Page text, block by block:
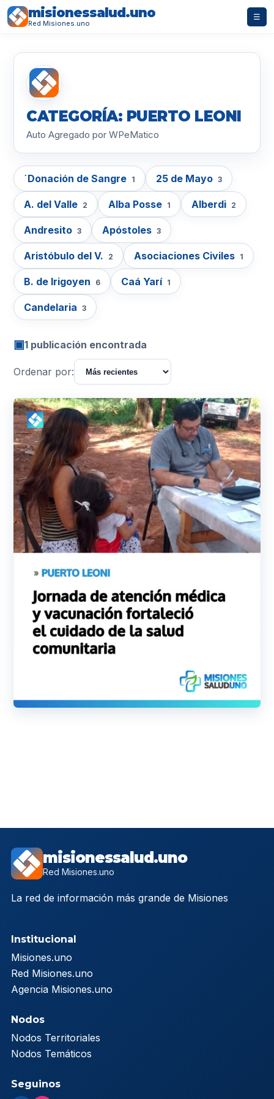
misionessalud.uno
Red Misiones.uno
☰
CATEGORÍA: PUERTO LEONI
Auto Agregado por WPeMatico
´Donación de Sangre 1 25 de Mayo 3
A. del Valle 2 Alba Posse 1 Alberdi 2
Andresito 3 Apóstoles 3
Aristóbulo del V. 2 Asociaciones Civiles 1
B. de Irigoyen 6 Caá Yarí 1
Candelaria 3
▣1 publicación encontrada
Ordenar por:
misionessalud.uno
Red Misiones.uno
La red de información más grande de Misiones
Institucional
Misiones.uno
Red Misiones.uno
Agencia Misiones.uno
Nodos
Nodos Territoriales
Nodos Temáticos
Seguinos